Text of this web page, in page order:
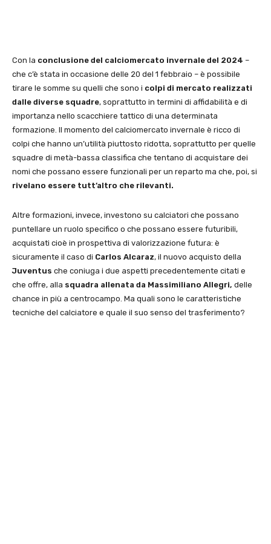
Con la conclusione del calciomercato invernale del 2024 –
che c’è stata in occasione delle 20 del 1 febbraio – è possibile
tirare le somme su quelli che sono i colpi di mercato realizzati
dalle diverse squadre, soprattutto in termini di affidabilità e di
importanza nello scacchiere tattico di una determinata
formazione. Il momento del calciomercato invernale è ricco di
colpi che hanno un’utilità piuttosto ridotta, soprattutto per quelle
squadre di metà-bassa classifica che tentano di acquistare dei
nomi che possano essere funzionali per un reparto ma che, poi, si
rivelano essere tutt’altro che rilevanti.
Altre formazioni, invece, investono su calciatori che possano
puntellare un ruolo specifico o che possano essere futuribili,
acquistati cioè in prospettiva di valorizzazione futura: è
sicuramente il caso di Carlos Alcaraz, il nuovo acquisto della
Juventus che coniuga i due aspetti precedentemente citati e
che offre, alla squadra allenata da Massimiliano Allegri, delle
chance in più a centrocampo. Ma quali sono le caratteristiche
tecniche del calciatore e quale il suo senso del trasferimento?